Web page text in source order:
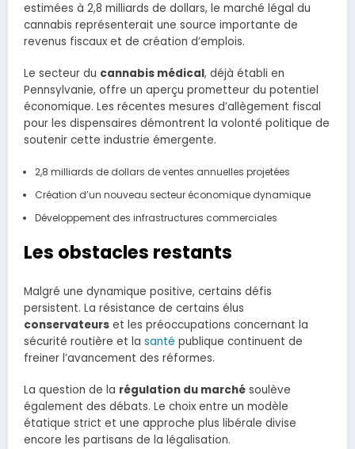
estimées à 2,8 milliards de dollars, le marché légal du
cannabis représenterait une source importante de
revenus fiscaux et de création d’emplois.
Le secteur du cannabis médical, déjà établi en
Pennsylvanie, offre un aperçu prometteur du potentiel
économique. Les récentes mesures d’allègement fiscal
pour les dispensaires démontrent la volonté politique de
soutenir cette industrie émergente.
2,8 milliards de dollars de ventes annuelles projetées
Création d’un nouveau secteur économique dynamique
Développement des infrastructures commerciales
Les obstacles restants
Malgré une dynamique positive, certains défis
persistent. La résistance de certains élus
conservateurs et les préoccupations concernant la
sécurité routière et la santé publique continuent de
freiner l’avancement des réformes.
La question de la régulation du marché soulève
également des débats. Le choix entre un modèle
étatique strict et une approche plus libérale divise
encore les partisans de la légalisation.